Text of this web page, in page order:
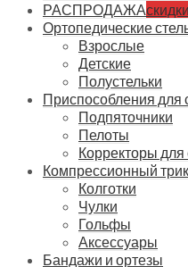
РАСПРОДАЖАскидки
Ортопедические
Взрослые
Детские
Полустельки
Приспособления для
Подпяточники
Пелоты
Корректоры
Компрессионный
Колготки
Чулки
Гольфы
Аксессуары
Бандажи и ортезы